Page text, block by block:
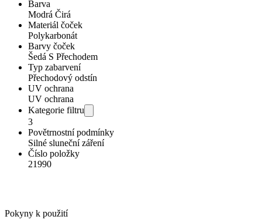
Barva
Modrá Čirá
Materiál čoček
Polykarbonát
Barvy čoček
Šedá S Přechodem
Typ zabarvení
Přechodový odstín
UV ochrana
UV ochrana
Kategorie filtru
3
Povětrnostní podmínky
Silné sluneční záření
Číslo položky
21990
Pokyny k použití